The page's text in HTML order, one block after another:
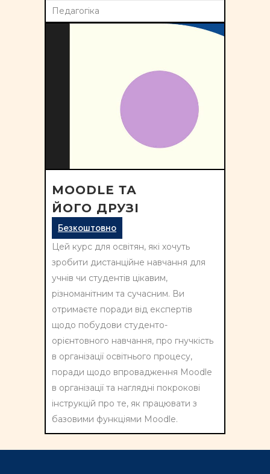
Педагогіка
MOODLE ТА
ЙОГО ДРУЗІ
Безкоштовно
Цей курс для освітян, які хочуть
зробити дистанційне навчання для
учнів чи студентів цікавим,
різноманітним та сучасним. Ви
отримаєте поради від експертів
щодо побудови студенто-
орієнтовного навчання, про гнучкість
в організації освітнього процесу,
поради щодо впровадження Moodle
в організації та наглядні покрокові
інструкцій про те, як працювати з
базовими функціями Moodle.